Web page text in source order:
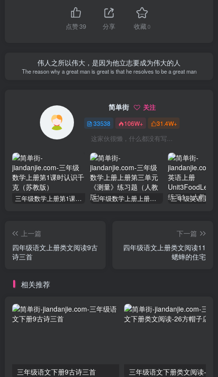
点赞39 分享 收藏0
伟人之所以伟大，是因为他立志要成为伟大的人
The reason why a great man is great is that he resolves to be a great man
简单街 关注
33538 106W+ 31.4W+
这家伙很懒，什么都没有写...
三年级数学上册第1课时认识千克（苏教版） 三年级数学上册上册第三单元《测量》练习题（人教版）
上一篇
四年级语文上册类文阅读9古
诗三首
下一篇
四年级语文上册类文阅读11
蟋蟀的住宅
相关推荐
三年级语文下册9古诗三首